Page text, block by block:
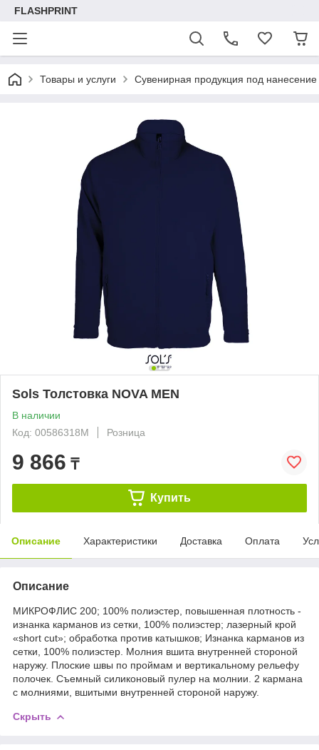
FLASHPRINT
Товары и услуги Сувенирная продукция под нанесение
Sols Толстовка NOVA MEN
В наличии
Код: 00586318M
Розница
9 866 ₸
Купить
Описание Характеристики Доставка Оплата
Описание
МИКРОФЛИС 200; 100% полиэстер, повышенная плотность -
изнанка карманов из сетки, 100% полиэстер; лазерный крой
«short cut»; обработка против катышков; Изнанка карманов из
сетки, 100% полиэстер. Молния вшита внутренней стороной
наружу. Плоские швы по проймам и вертикальному рельефу
полочек. Съемный силиконовый пулер на молнии. 2 кармана
с молниями, вшитыми внутренней стороной наружу.
Скрыть